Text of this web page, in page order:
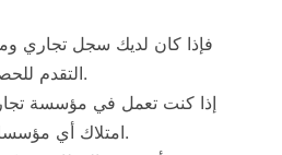
فإذا كان لديك سجل تجاري
التقدم للحصول على وظيفة.
إذا كنت تعمل في مؤسسة
امتلاك أي مؤسسات تجارية أخرى.